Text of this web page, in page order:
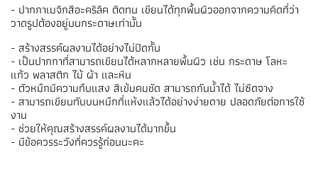
- ปากกาเมจิกสีอะคริลิค ติดทน เขียนได้ทุกพื้นผิวออกจากความคิดที่ว่า
วาดรูปต้องอยู่บนกระดาษเท่านั้น
- สร้างสรรค์ผลงานได้อย่างไม่ปิดกั้น
- เป็นปากกาที่สามารถเขียนได้หลากหลายพื้นผิว เช่น กระดาษ โลหะ
แก้ว พลาสติก ไม้ ผ้า และหิน
- ตัวหมึกมีความทึบแสง สีเข้มคมชัด สามารถกันน้ำได้ ไม่ซีดจาง
- สามารถเขียนทับบนหมึกที่แห้งแล้วได้อย่างง่ายดาย ปลอดภัยต่อการใช้
งาน
- ช่วยให้คุณสร้างสรรค์ผลงานได้มากขึ้น
- มีข้อควรระวังที่ควรรู้ก่อนนะคะ